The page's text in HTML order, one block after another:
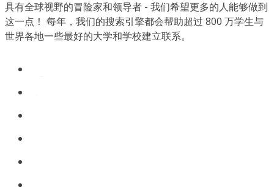
具有全球视野的冒险家和领导者 - 我们希望更多的人能够做到
这一点！ 每年，我们的搜索引擎都会帮助超过 800 万学生与
世界各地一些最好的大学和学校建立联系。